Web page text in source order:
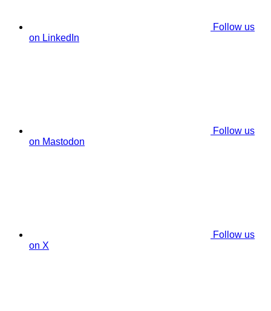
Follow us
on LinkedIn
Follow us
on Mastodon
Follow us
on X